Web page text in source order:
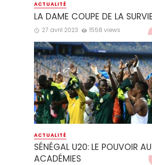
ACTUALITÉ
LA DAME COUPE DE LA
27 avril 2023 1558 views
ACTUALITÉ
SÉNÉGAL U20: LE POUVOIR
ACADÉMIES